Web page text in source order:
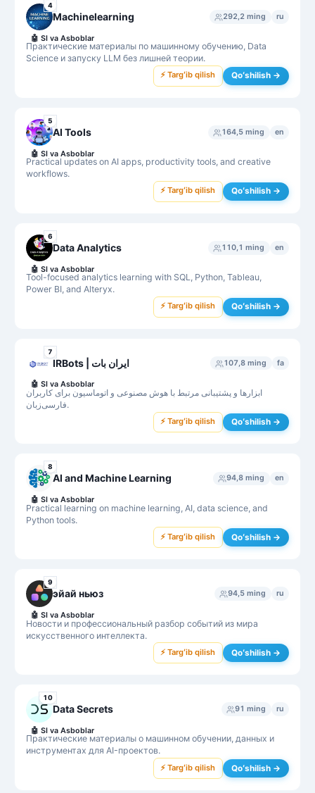
4
Machinelearning 292,2 ming ru
Практические материалы по машинному обучению, Data
Science и запуску LLM без лишней теории.
🤖 SI va Asboblar
⚡ Targʻib qilish Qoʻshilish →
5
AI Tools 164,5 ming en
Practical updates on AI apps, productivity tools, and creative
workflows.
🤖 SI va Asboblar
⚡ Targʻib qilish Qoʻshilish →
6
Data Analytics 110,1 ming en
Tool-focused analytics learning with SQL, Python, Tableau,
Power BI, and Alteryx.
🤖 SI va Asboblar
⚡ Targʻib qilish Qoʻshilish →
7
IRBots | ایران بات 107,8 ming fa
ابزارها و پشتیبانی مرتبط با هوش مصنوعی و اتوماسیون برای کاربران
فارسی‌زبان.
🤖 SI va Asboblar
⚡ Targʻib qilish Qoʻshilish →
8
AI and Machine Learning 94,8 ming en
Practical learning on machine learning, AI, data science, and
Python tools.
🤖 SI va Asboblar
⚡ Targʻib qilish Qoʻshilish →
9
эйай ньюз 94,5 ming ru
Новости и профессиональный разбор событий из мира
искусственного интеллекта.
🤖 SI va Asboblar
⚡ Targʻib qilish Qoʻshilish →
10
Data Secrets 91 ming ru
Практические материалы о машинном обучении, данных и
инструментах для AI-проектов.
🤖 SI va Asboblar
⚡ Targʻib qilish Qoʻshilish →